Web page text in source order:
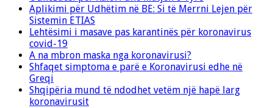
Aplikimi për Udhëtim në BE: Si të Merrni Lejen për
Sistemin ETIAS
Lehtësimi i masave pas karantinës për koronavirus
covid-19
A na mbron maska nga koronavirusi?
Shfaqet simptoma e parë e Koronavirusi edhe në
Greqi
Shqipëria mund të ndodhet vetëm një hapë larg
koronavirusit